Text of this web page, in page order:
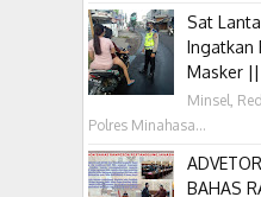
Sat
Ingatkan
Masker
Minsel,
Polres Minahasa...
BAHAS